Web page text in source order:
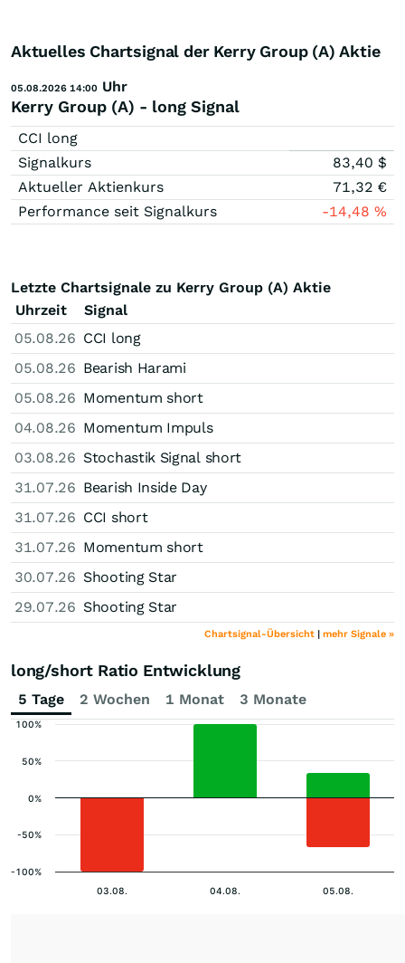
Aktuelles Chartsignal der Kerry Group (A) Aktie
05.08.2026 14:00 Uhr
Kerry Group (A) - long Signal
CCI long
Signalkurs
83,40 $
Aktueller Aktienkurs
71,32 €
Performance seit Signalkurs
-14,48 %
Letzte Chartsignale zu Kerry Group (A) Aktie
Uhrzeit
Signal
05.08.26 CCI long
05.08.26 Bearish Harami
05.08.26 Momentum short
04.08.26 Momentum Impuls
03.08.26 Stochastik Signal short
31.07.26 Bearish Inside Day
31.07.26 CCI short
31.07.26 Momentum short
30.07.26 Shooting Star
29.07.26 Shooting Star
Chartsignal-Übersicht | mehr Signale »
long/short Ratio Entwicklung
5 Tage 2 Wochen 1 Monat 3 Monate
03.08. 04.08. 05.08.
-100%
-50%
0%
50%
100%